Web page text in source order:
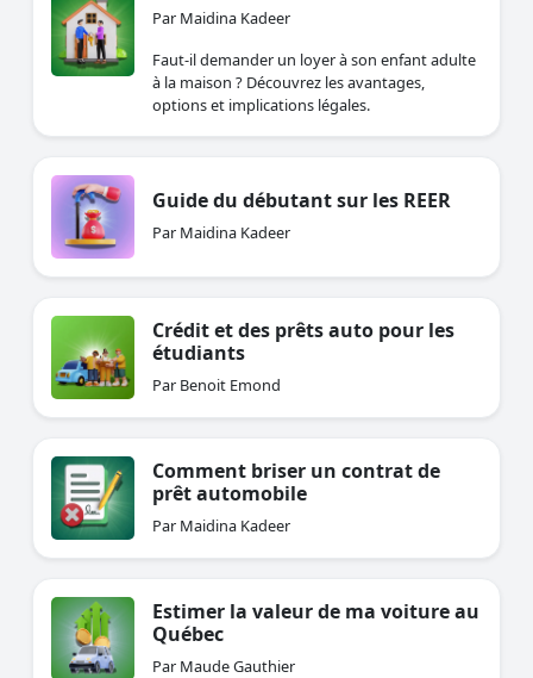
Par Maidina Kadeer
Faut-il demander un loyer à son enfant adulte
à la maison ? Découvrez les avantages,
options et implications légales.
Guide du débutant sur les REER
Par Maidina Kadeer
Crédit et des prêts auto pour les
étudiants
Par Benoit Emond
Comment briser un contrat de
prêt automobile
Par Maidina Kadeer
Estimer la valeur de ma voiture au
Québec
Par Maude Gauthier